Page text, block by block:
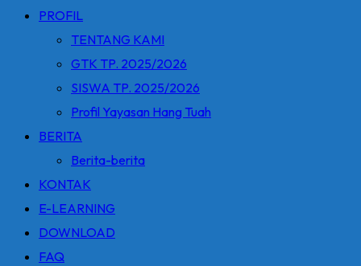
PROFIL
TENTANG KAMI
GTK TP. 2025/2026
SISWA TP. 2025/2026
Profil Yayasan Hang Tuah
BERITA
Berita-berita
KONTAK
E-LEARNING
DOWNLOAD
FAQ